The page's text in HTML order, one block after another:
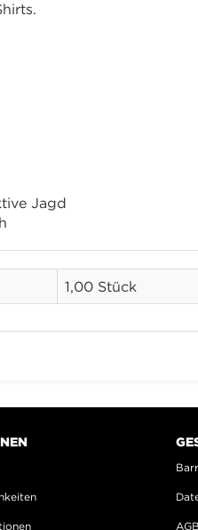
Jagd
1,00 Stück
AGB